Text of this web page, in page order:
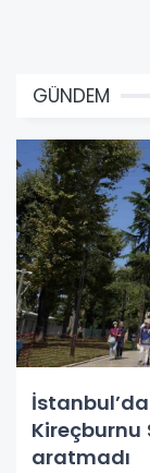
GÜNDEM
Kireçburnu
aratmadı